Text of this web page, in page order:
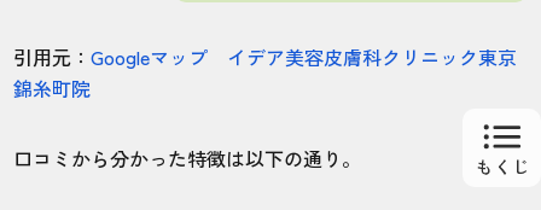
引用元：Googleマップ イデア美容皮膚科クリニック東京
錦糸町院
口コミから分かった特徴は以下の通り。